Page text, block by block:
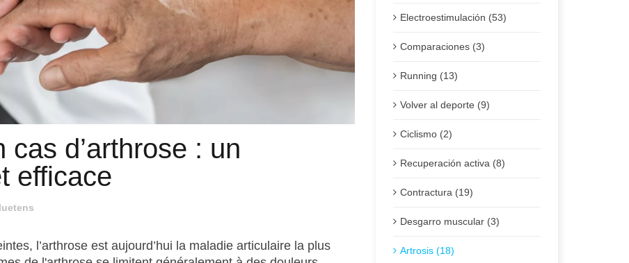
d’arthrose : un
efficace
l’arthrose est aujourd’hui la maladie articulaire la plus
Electroestimulación (53)
Comparaciones (3)
Running (13)
Volver al deporte (9)
Ciclismo (2)
Recuperación activa (8)
Contractura (19)
Desgarro muscular (3)
Artrosis (18)